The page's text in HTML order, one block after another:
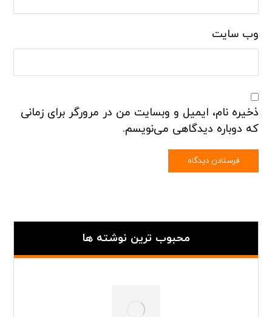
وب‌ سایت
ذخیره نام، ایمیل و وبسایت من در مرورگر برای زمانی
که دوباره دیدگاهی می‌نویسم.
محبوب ترین نوشته ها